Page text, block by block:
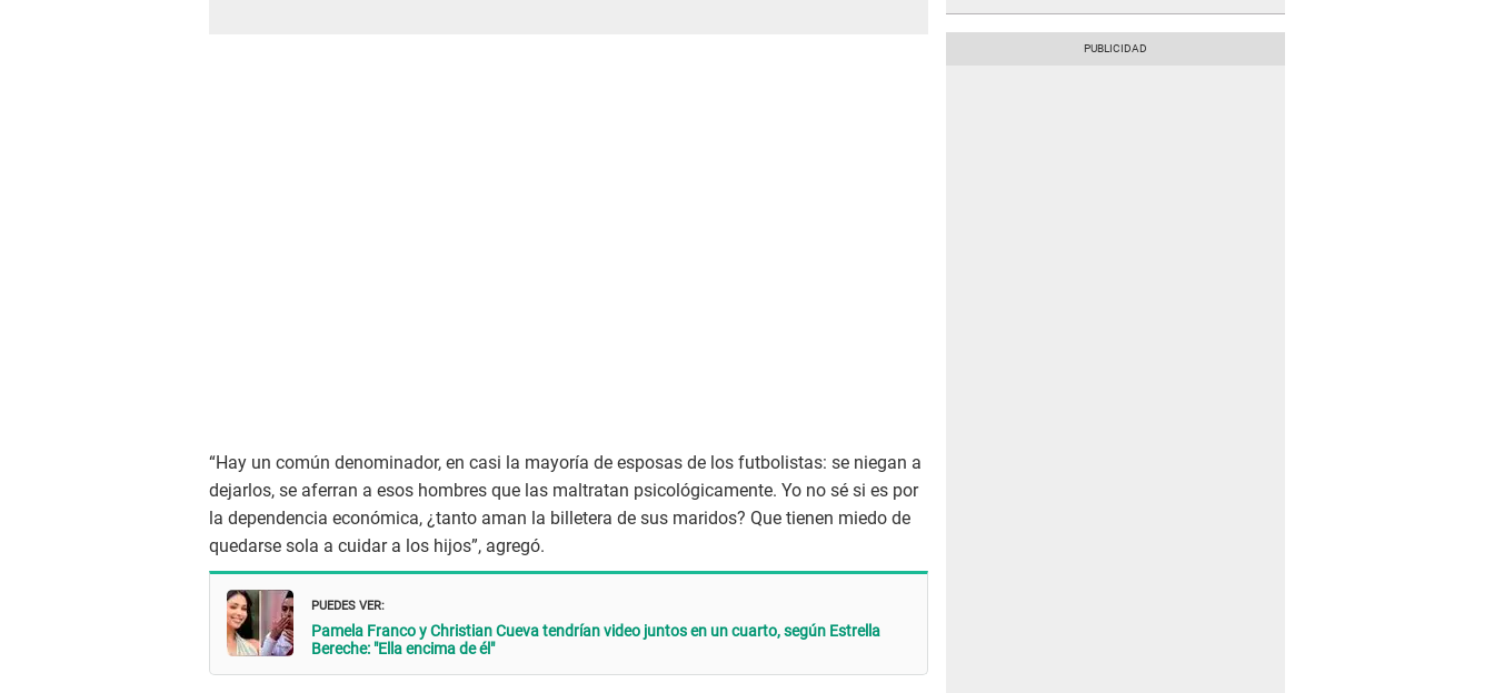
“Hay un común denominador, en casi la mayoría de esposas de los futbolistas: se niegan a
dejarlos, se aferran a esos hombres que las maltratan psicológicamente. Yo no sé si es por
la dependencia económica, ¿tanto aman la billetera de sus maridos? Que tienen miedo de
quedarse sola a cuidar a los hijos”, agregó.
PUEDES VER:
Pamela Franco y Christian Cueva tendrían video juntos en un cuarto, según Estrella
Bereche: "Ella encima de él"